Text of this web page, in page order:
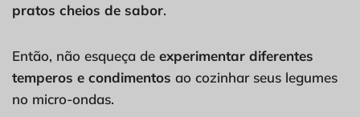
pratos cheios de sabor.
Então, não esqueça de experimentar diferentes
temperos e condimentos ao cozinhar seus legumes
no micro-ondas.